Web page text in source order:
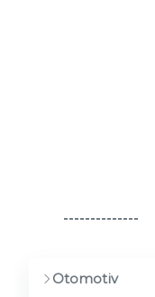
Otomotiv